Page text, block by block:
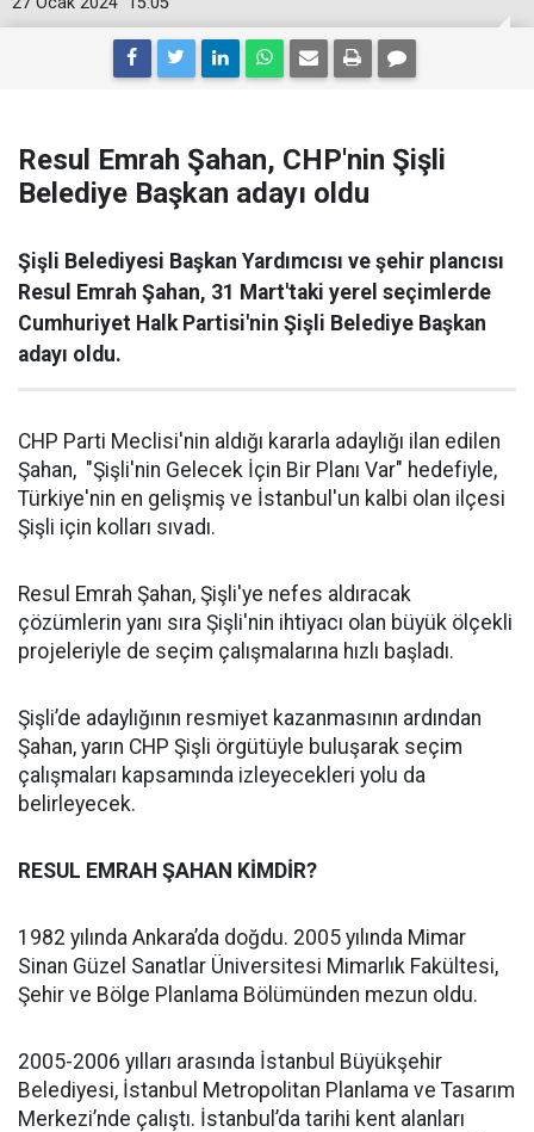
Resul Emrah Şahan, CHP'nin Şişli
Belediye Başkan adayı oldu
Şişli Belediyesi Başkan Yardımcısı ve şehir plancısı
Resul Emrah Şahan, 31 Mart'taki yerel seçimlerde
Cumhuriyet Halk Partisi'nin Şişli Belediye Başkan
adayı oldu.
CHP Parti Meclisi'nin aldığı kararla adaylığı ilan edilen
Şahan, "Şişli'nin Gelecek İçin Bir Planı Var" hedefiyle,
Türkiye'nin en gelişmiş ve İstanbul'un kalbi olan ilçesi
Şişli için kolları sıvadı.
Resul Emrah Şahan, Şişli'ye nefes aldıracak
çözümlerin yanı sıra Şişli'nin ihtiyacı olan büyük ölçekli
projeleriyle de seçim çalışmalarına hızlı başladı.
Şişli’de adaylığının resmiyet kazanmasının ardından
Şahan, yarın CHP Şişli örgütüyle buluşarak seçim
çalışmaları kapsamında izleyecekleri yolu da
belirleyecek.
RESUL EMRAH ŞAHAN KİMDİR?
1982 yılında Ankara’da doğdu. 2005 yılında Mimar
Sinan Güzel Sanatlar Üniversitesi Mimarlık Fakültesi,
Şehir ve Bölge Planlama Bölümünden mezun oldu.
2005-2006 yılları arasında İstanbul Büyükşehir
Belediyesi, İstanbul Metropolitan Planlama ve Tasarım
Merkezi’nde çalıştı. İstanbul’da tarihi kent alanları